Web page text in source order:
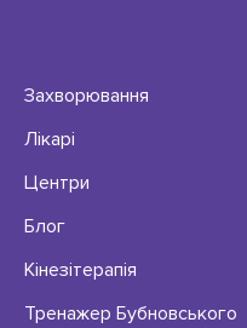
Захворювання
Лікарі
Центри
Блог
Кінезітерапія
Тренажер Бубновського